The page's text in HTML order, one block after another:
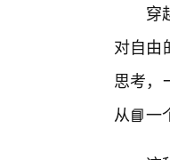
穿
对自由
思考，
从📘一